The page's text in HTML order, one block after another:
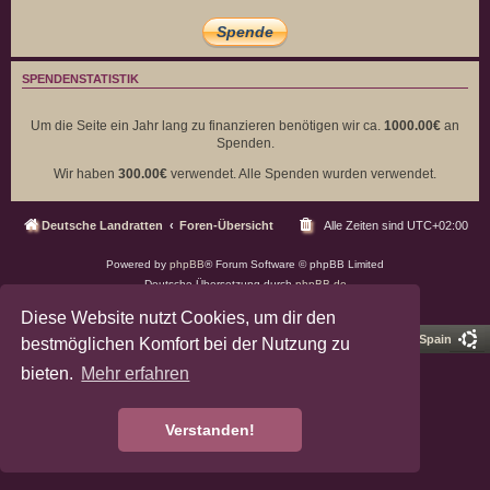
Diese Website nutzt Cookies, um dir den
bestmöglichen Komfort bei der Nutzung zu
bieten. Mehr erfahren
Verstanden!
SPENDENSTATISTIK
Um die Seite ein Jahr lang zu finanzieren benötigen wir ca. 1000.00€ an
Spenden.
Wir haben 300.00€ verwendet. Alle Spenden wurden verwendet.
Deutsche Landratten Foren-Übersicht Alle Zeiten sind UTC+02:00
Powered by phpBB® Forum Software © phpBB Limited
Deutsche Übersetzung durchphpBB.de
Pro Ubuntu Lucid Style Ported 3.3 by phpBB Spain